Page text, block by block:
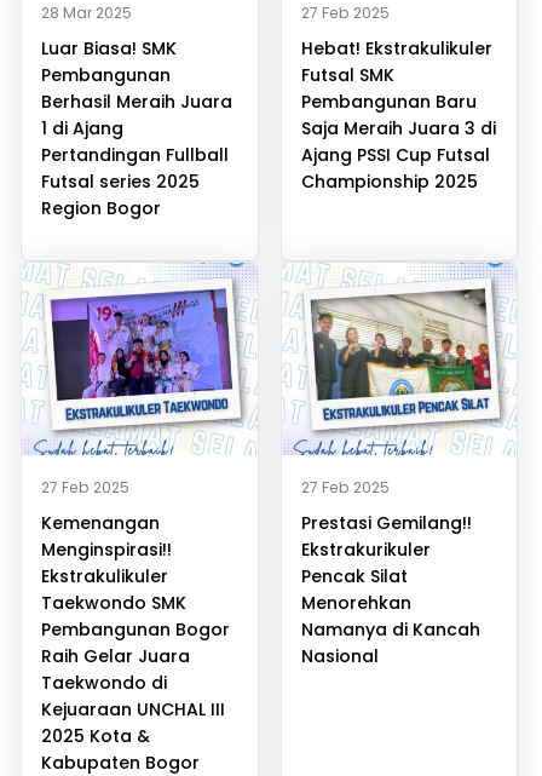
28 Mar 2025
Luar Biasa! SMK
Pembangunan
Berhasil Meraih Juara
1 di Ajang
Pertandingan Fullball
Futsal series 2025
Region Bogor
27 Feb 2025
Hebat! Ekstrakulikuler
Futsal SMK
Pembangunan Baru
Saja Meraih Juara 3 di
Ajang PSSI Cup Futsal
Championship 2025
27 Feb 2025
Kemenangan
Menginspirasi!!
Ekstrakulikuler
Taekwondo SMK
Pembangunan Bogor
Raih Gelar Juara
Taekwondo di
Kejuaraan UNCHAL III
2025 Kota &
Kabupaten Bogor
27 Feb 2025
Prestasi Gemilang!!
Ekstrakurikuler
Pencak Silat
Menorehkan
Namanya di Kancah
Nasional